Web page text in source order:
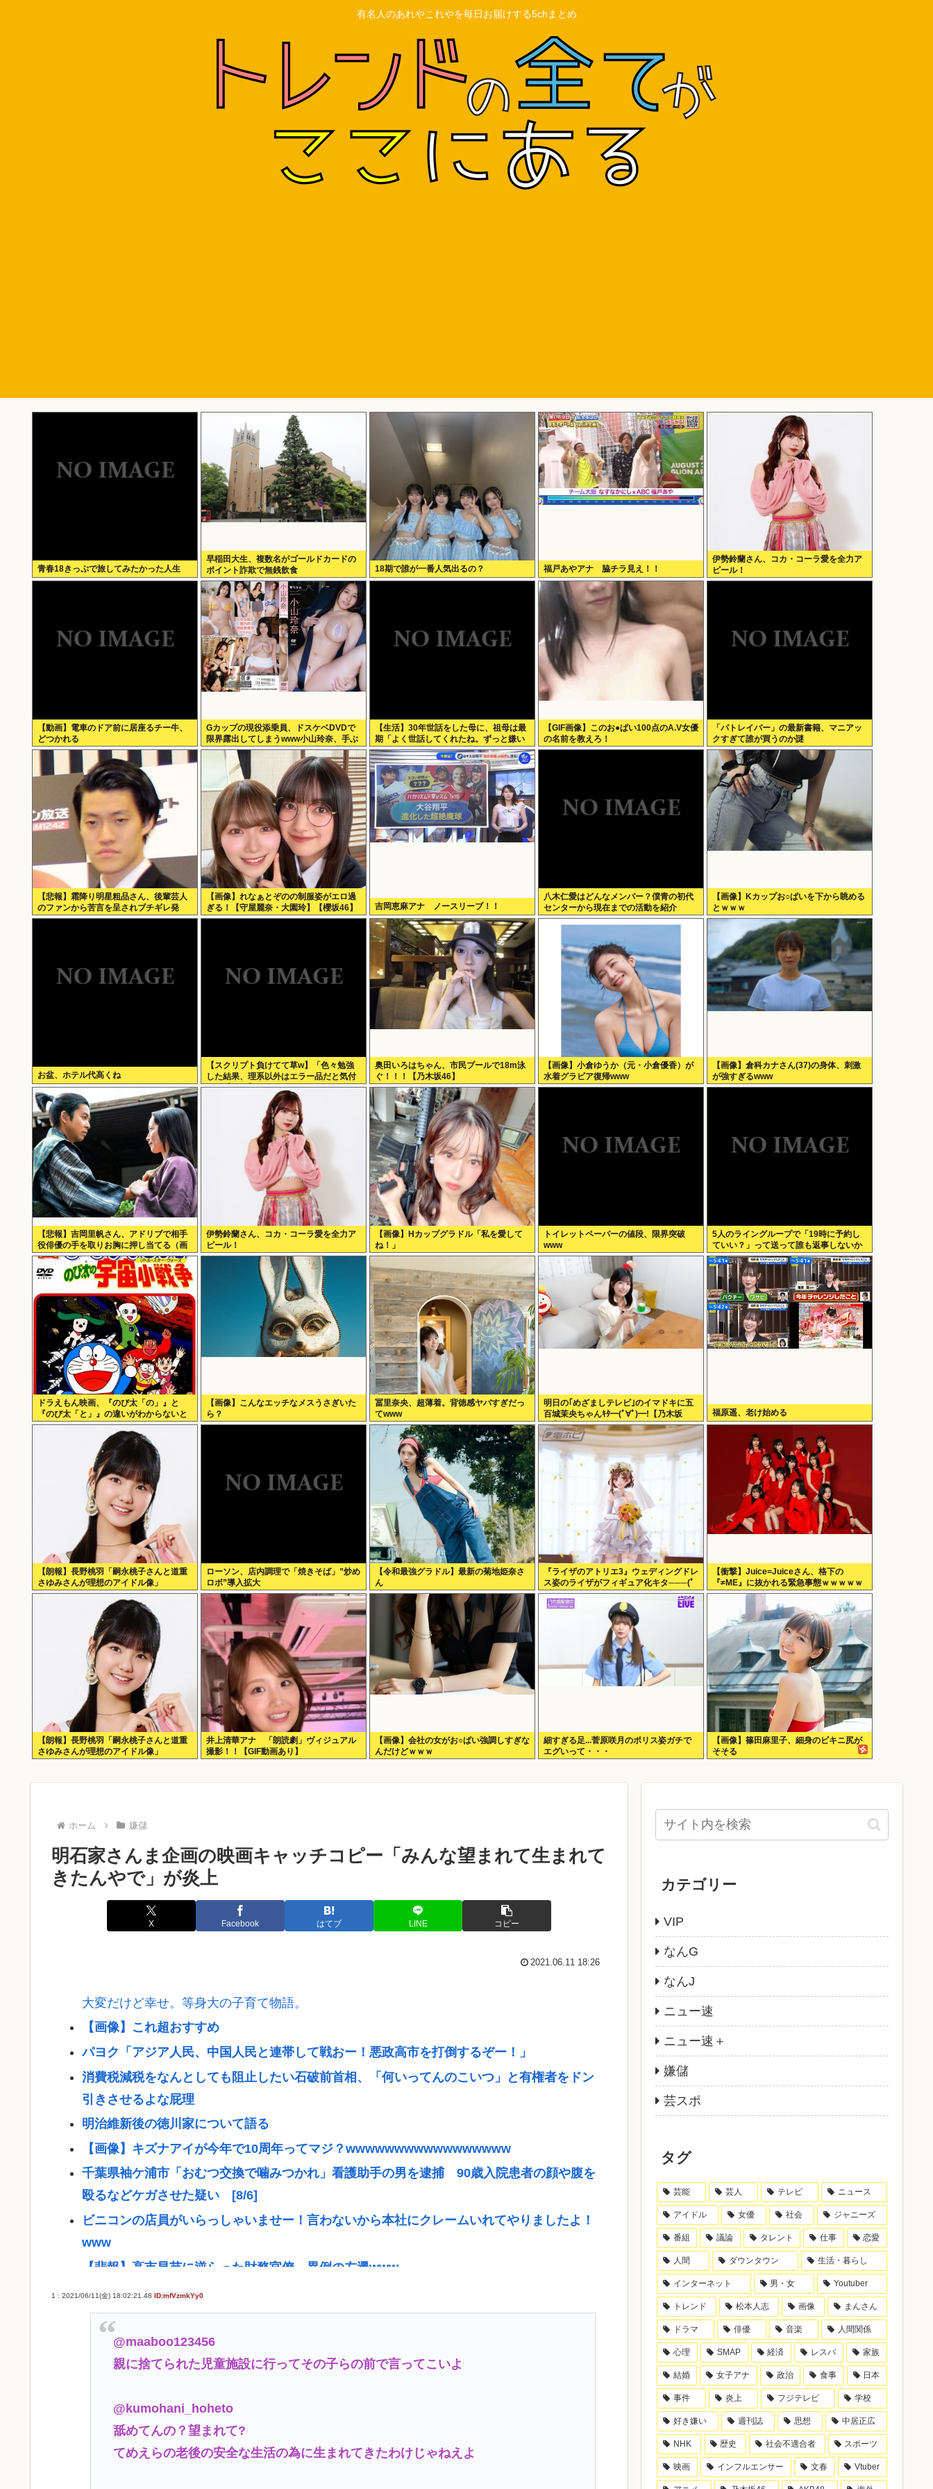
有名人のあれやこれやを毎日お届けする5chまとめ
青春18きっぷで旅してみたかった人生
早稲田大生、複数名がゴールドカードの
ポイント詐欺で無銭飲食
18期で誰が一番人気出るの？ 福戸あやアナ 脇チラ見え！！
伊勢鈴蘭さん、コカ・コーラ愛を全力ア
ピール！
【動画】電車のドア前に居座るチー牛、
どつかれる
Gカップの現役添乗員、ドスケベDVDで
限界露出してしまうwww小山玲奈、手ぶ
らや極小ビキニで大放出！！新作「聖な
る山」の動画＆画像まとめ！
【生活】30年世話をした母に、祖母は最
期「よく世話してくれたね。ずっと嫌い
だったのが残念だよ」と言って死んだ
【GIF画像】このお●ぱい100点のA.V女優
の名前を教えろ！
「パトレイバー」の最新書籍、マニアッ
クすぎて誰が買うのか謎
【悲報】霜降り明星粗品さん、後輩芸人
のファンから苦言を呈されブチギレ発
狂…
【画像】れなぁとぞのの制服姿がエロ過
ぎる！【守屋麗奈・大園玲】【櫻坂46】
吉岡恵麻アナ ノースリーブ！！
八木仁愛はどんなメンバー？僕青の初代
センターから現在までの活動を紹介
【画像】Kカップお○ぱいを下から眺める
とｗｗｗ
お盆、ホテル代高くね
【スクリプト負けてて草w】「色々勉強
した結果、理系以外はエラー品だと気付
いた【ガチ】」について、もっと具体的
奥田いろはちゃん、市民プールで18m泳
ぐ！！！【乃木坂46】
【画像】小倉ゆうか（元・小倉優香）が
水着グラビア復帰www
【画像】倉科カナさん(37)の身体、刺激
が強すぎるwww
【悲報】吉岡里帆さん、アドリブで相手
役俳優の手を取りお胸に押し当てる（画
像あり）
伊勢鈴蘭さん、コカ・コーラ愛を全力ア
ピール！
【画像】Hカップグラドル「私を愛して
ね！」
トイレットペーパーの値段、限界突破
www
5人のライングループで「19時に予約し
ていい？」って送って誰も返事しないか
ら無視でいいよね？
ドラえもん映画、『のび太「の」』と
『のび太「と」』の違いがわからないと
話題に
【画像】こんなエッチなメスうさぎいた
ら？
冨里奈央、超薄着。背徳感ヤバすぎだっ
てwww
明日の｢めざましテレビ｣のイマドキに五
百城茉央ちゃんｷﾀ━(ﾟ∀ﾟ)━!【乃木坂
46】
福原遥、老け始める
【朗報】長野桃羽「嗣永桃子さんと道重
さゆみさんが理想のアイドル像」
ローソン、店内調理で「焼きそば」”炒め
ロボ”導入拡大
【令和最強グラドル】最新の菊地姫奈さ
ん
『ライザのアトリエ3』ウェディングドレ
ス姿のライザがフィギュア化キタ───(ﾟ
∀ﾟ)───!!!!!
【衝撃】Juice=Juiceさん、格下の
『≠ME』に抜かれる緊急事態ｗｗｗｗｗ
ｗｗｗｗｗｗｗ
【朗報】長野桃羽「嗣永桃子さんと道重
さゆみさんが理想のアイドル像」
井上清華アナ 「朗読劇」ヴィジュアル
撮影！！【GIF動画あり】
【画像】会社の女がお○ぱい強調しすぎな
んだけどｗｗｗ
細すぎる足...菅原咲月のポリス姿ガチで
エグいって・・・
【画像】篠田麻里子、細身のビキニ尻が
そそる
ホーム 嫌儲
明石家さんま企画の映画キャッチコピー「みんな望まれて生まれて
きたんやで」が炎上
X Facebook はてブ LINE コピー
2021.06.11 18:26
大変だけど幸せ。等身大の子育て物語。
【画像】これ超おすすめ
パヨク「アジア人民、中国人民と連帯して戦おー！悪政高市を打倒するぞー！」
消費税減税をなんとしても阻止したい石破前首相、「何いってんのこいつ」と有権者をドン
引きさせるよな屁理
明治維新後の徳川家について語る
【画像】キズナアイが今年で10周年ってマジ？wwwwwwwwwwwwwwwww
千葉県袖ケ浦市「おむつ交換で噛みつかれ」看護助手の男を逮捕 90歳入院患者の顔や腹を
殴るなどケガさせた疑い [8/6]
ビニコンの店員がいらっしゃいませー！言わないから本社にクレームいれてやりましたよ！
www
【悲報】高市早苗に逆らった財務官僚、異例の左遷www
【悲報】NISA民、『オルカン』『S&P500』『NASDAQ100』しか買わない
【悲報】お弁当屋さん、消費税が下がっても値段据え置き
高市総理と対話の避難所代表者「避難所の生活は至れり尽くせりで全く不自由ない、ありが
とう！日本人でよかった！」
たけどどっから来たの？(´・ω・`)
【動画】手術中に熊本地震直撃やばすぎwww
医療脱毛・脱毛サロンを考えてるんだが！脱毛モメンいるか？？
1 : 2021/06/11(金) 18:02:21.48 ID:mfVzmkYy0
@maaboo123456
親に捨てられた児童施設に行ってその子らの前で言ってこいよ
@kumohani_hoheto
舐めてんの？望まれて?
てめえらの老後の安全な生活の為に生まれてきたわけじゃねえよ
カテゴリー
VIP
なんG
なんJ
ニュー速
ニュー速＋
嫌儲
芸スポ
タグ
芸能 芸人 テレビ ニュース
アイドル 女優 社会 ジャニーズ
番組 議論 タレント 仕事 恋愛
人間 ダウンタウン 生活・暮らし
インターネット 男・女 Youtuber
トレンド 松本人志 画像 まんさん
ドラマ 俳優 音楽 人間関係
心理 SMAP 経済 レスバ 家族
結婚 女子アナ 政治 食事 日本
事件 炎上 フジテレビ 学校
好き嫌い 週刊誌 思想 中居正広
NHK 歴史 社会不適合者 スポーツ
映画 インフルエンサー 文春 Vtuber